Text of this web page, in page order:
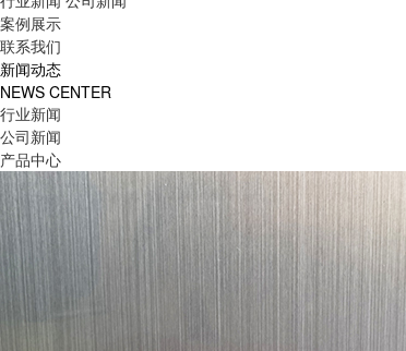
案例展示
联系我们
新闻动态
NEWS CENTER
行业新闻
公司新闻
产品中心